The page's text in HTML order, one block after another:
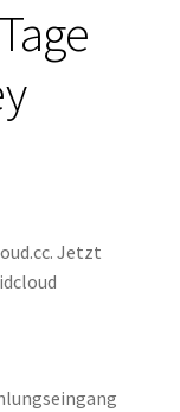
Jetzt